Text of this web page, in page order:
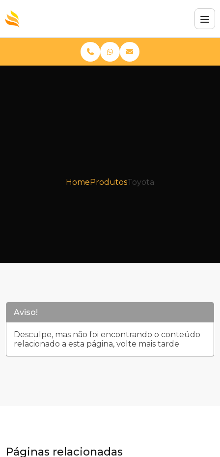
HomeProdutosToyota
Aviso!
Desculpe, mas não foi encontrando o conteúdo
relacionado a esta página, volte mais tarde
Páginas relacionadas